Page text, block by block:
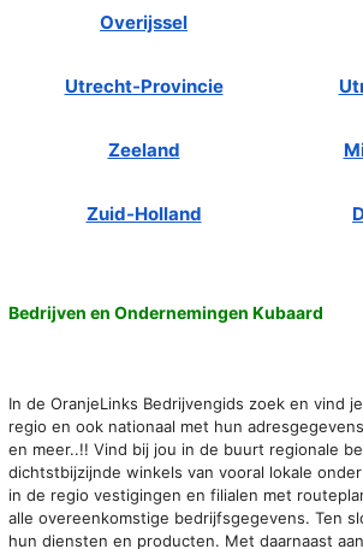
Overijssel
Utrecht-Provincie
Zeeland
Zuid-Holland
Bedrijven en Ondernemingen Kubaard
In de OranjeLinks Bedrijvengids zoek en vind
regio en ook nationaal met hun
en meer..!! Vind bij jou in de buurt regionale
dichtstbijzijnde winkels van vooral lokale
in de regio vestigingen en filialen met
alle overeenkomstige bedrijfsgegevens. Ten
hun diensten en producten. Met daarnaast